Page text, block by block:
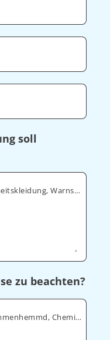
soll
Standard Arbeitskleidung, PSA Sicherheitskleidung, Warnschutz, ESD
zu beachten?
Zum Beispiel: Wasserabweisende, Flammenhemmd, Chemikalienabweisende